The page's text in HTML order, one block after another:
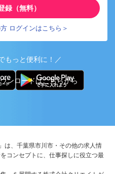
録（無料）
ログインはこちら＞
もっと便利に！／
ンロードはこちらから
は、千葉県市川市・その他の求人情
コンセプトに、仕事探しに役立つ最